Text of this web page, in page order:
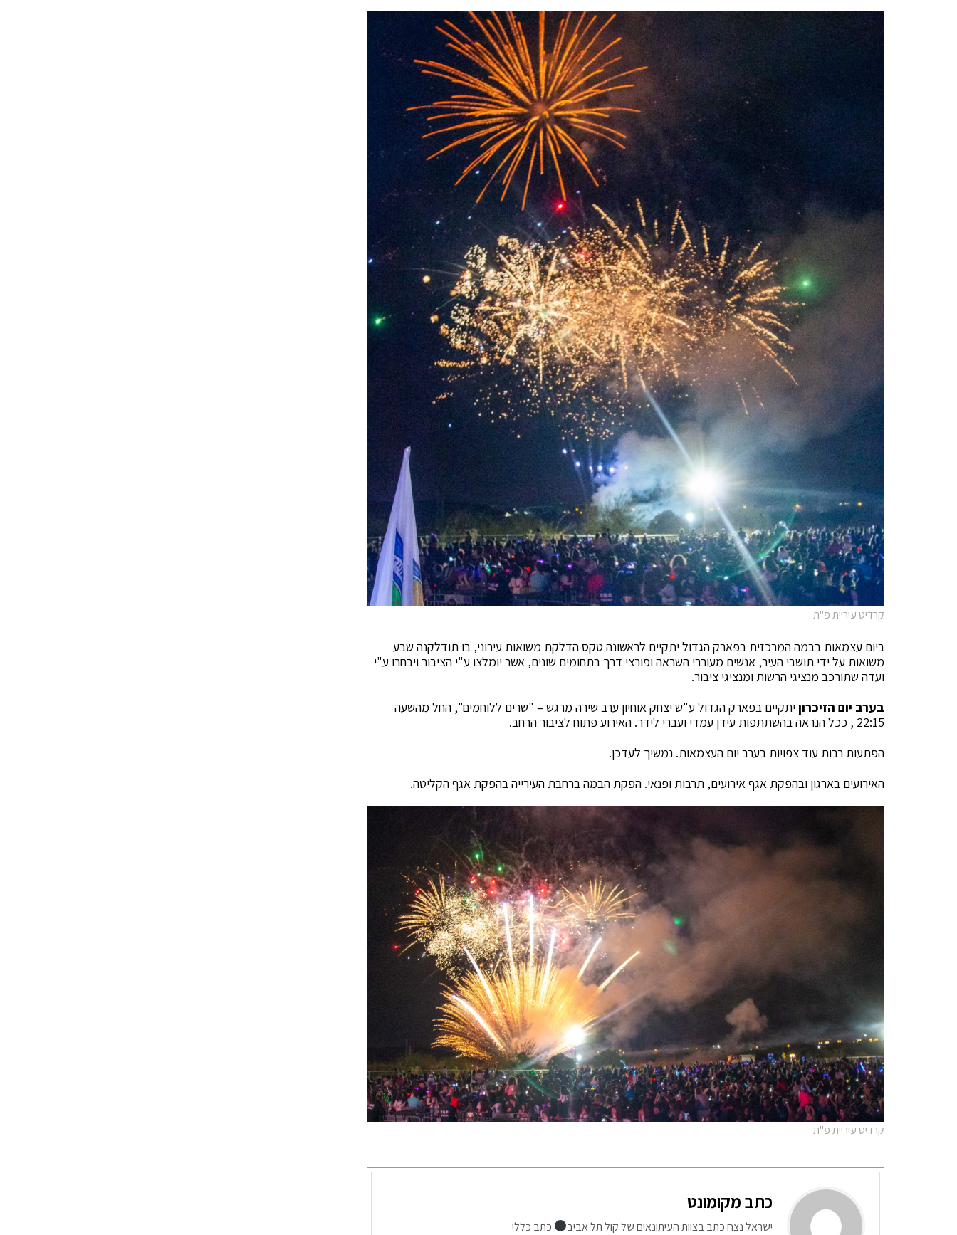
קרדיט עיריית פ"ת
ביום עצמאות בבמה המרכזית בפארק הגדול יתקיים לראשונה טקס הדלקת משואות עירוני, בו תודלקנה שבע
משואות על ידי תושבי העיר, אנשים מעוררי השראה ופורצי דרך בתחומים שונים, אשר יומלצו ע"י הציבור ויבחרו ע"י
ועדה שתורכב מנציגי הרשות ומנציגי ציבור.
בערב יום הזיכרוןיתקיים בפארק הגדול ע"ש יצחק אוחיון ערב שירה מרגש – "שרים ללוחמים", החל מהשעה
22:15 , ככל הנראה בהשתתפות עידן עמדי ועברי לידר. האירוע פתוח לציבור הרחב.
הפתעות רבות עוד צפויות בערב יום העצמאות. נמשיך לעדכן.
האירועים בארגון ובהפקת אגף אירועים, תרבות ופנאי. הפקת הבמה ברחבת העירייה בהפקת אגף הקליטה.
קרדיט עיריית פ"ת
כתב מקומונט
ישראל נצח כתב בצוות העיתונאים של קול תל אביב כתב כללי